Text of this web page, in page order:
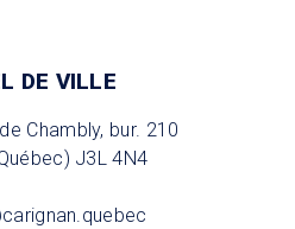
DE VILLE
Chambly, bur. 210
J3L 4N4